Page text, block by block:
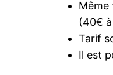
Même
(40€
Tarif
Il est